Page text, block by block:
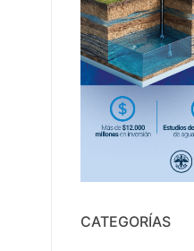
CATEGORÍAS